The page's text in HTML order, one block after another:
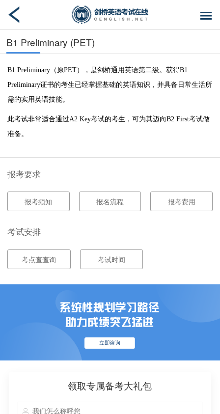
B1 Preliminary (PET)
B1 Preliminary（原PET），是剑桥通用英语第二级。获得B1
Preliminary证书的考生已经掌握基础的英语知识，并具备日常生活所
需的实用英语技能。
此考试非常适合通过A2 Key考试的考生，可为其迈向B2 First考试做
准备。
报考要求
报考须知 报名流程 报考费用
考试安排
考点查查询 考试时间
领取专属备考大礼包